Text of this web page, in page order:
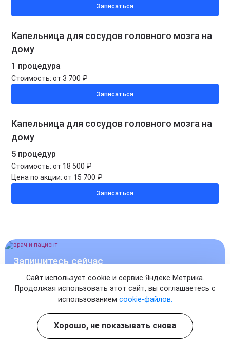
Записаться
Капельница для сосудов головного мозга на
дому
1 процедура
Стоимость: от 3 700 ₽
Записаться
Капельница для сосудов головного мозга на
дому
5 процедур
Стоимость: от 18 500 ₽
Цена по акции: от 15 700 ₽
Записаться
Запишитесь сейчас
И НАЧНИТЕ ЛЕЧЕНИЕ
УЖЕ СЕГОДНЯ
Записаться на прием к врачу
Сайт использует cookie и сервис Яндекс Метрика.
Продолжая использовать этот сайт, вы соглашаетесь с
использованием cookie-файлов.
Хорошо, не показывать снова